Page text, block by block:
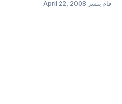
قام بنشر April 22, 2008